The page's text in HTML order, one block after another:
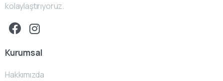
kolaylaştırıyoruz.
Kurumsal
Hakkımızda